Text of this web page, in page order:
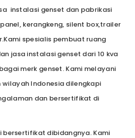
instalasi genset dan pabrikasi
kerangkeng, silent box,trailer
spesialis pembuat ruang
jasa instalasi genset dari 10 kva
merk genset. Kami melayani
wilayah Indonesia dilengkapi
dan bersertifikat di
bersertifikat dibidangnya. Kami